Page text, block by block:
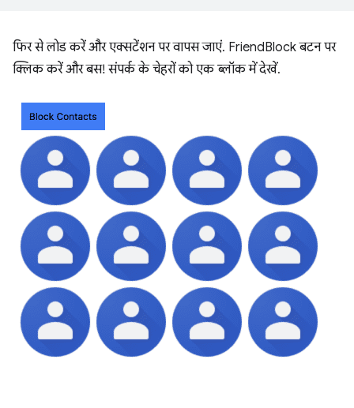
फिर से लोड करें और एक्सटेंशन पर वापस जाएं. FriendBlock बटन पर
क्लिक करें और बस! संपर्क के चेहरों को एक ब्लॉक में देखें.